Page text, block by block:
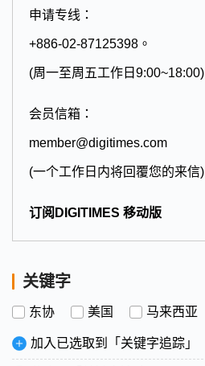
申请专线：
+886-02-87125398。
(周一至周五工作日9:00~18:00)
会员信箱：
member@digitimes.com
(一个工作日内将回覆您的来信)
订阅DIGITIMES 移动版
关键字
东协 美国 马来西亚
加入已选取到「关键字追踪」